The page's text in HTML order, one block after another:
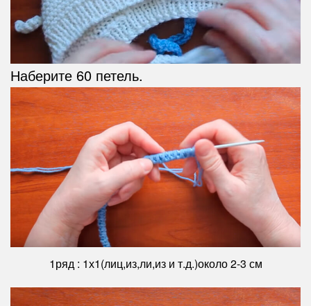
Наберите 60 петель.
1ряд : 1х1(лиц,из,ли,из и т.д.)около 2-3 см